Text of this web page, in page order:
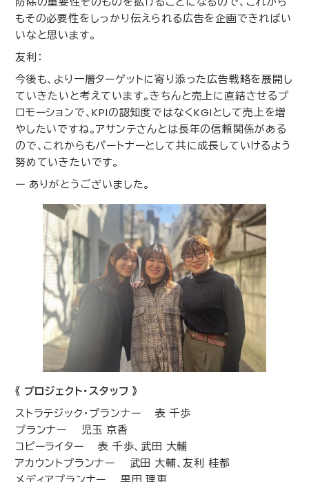
もその必要性をしっかり伝えられる広告を企画できればい
いなと思います。
友利：
今後も、より一層ターゲットに寄り添った広告戦略を展開し
ていきたいと考えています。きちんと売上に直結させるプ
ロモーションで、KPIの認知度ではなくKGIとして売上を増
やしたいですね。アサンテさんとは長年の信頼関係がある
ので、これからもパートナーとして共に成長していけるよう
努めていきたいです。
ー ありがとうございました。
《 プロジェクト･スタッフ 》
ストラテジック・プランナー 表 千歩
プランナー 児玉 京香
コピーライター 表 千歩、武田 大輔
アカウントプランナー 武田 大輔、友利 桂都